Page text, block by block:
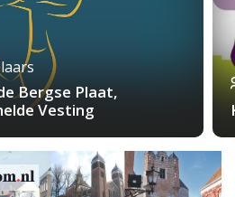
Bergse Plaat,
Vesting